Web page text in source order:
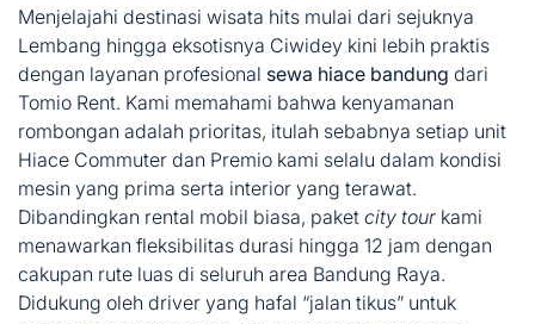
Menjelajahi destinasi wisata hits mulai dari sejuknya
Lembang hingga eksotisnya Ciwidey kini lebih praktis
dengan layanan profesional sewa hiace bandung dari
Tomio Rent. Kami memahami bahwa kenyamanan
rombongan adalah prioritas, itulah sebabnya setiap unit
Hiace Commuter dan Premio kami selalu dalam kondisi
mesin yang prima serta interior yang terawat.
Dibandingkan rental mobil biasa, paket city tour kami
menawarkan fleksibilitas durasi hingga 12 jam dengan
cakupan rute luas di seluruh area Bandung Raya.
Didukung oleh driver yang hafal “jalan tikus” untuk